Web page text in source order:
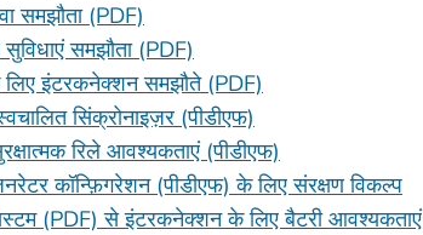
समझौता (PDF)
समझौता (PDF)
लिए इंटरकनेक्शन समझौते (PDF)
सिंक्रोनाइज़र (पीडीएफ)
रिले आवश्यकताएं (पीडीएफ)
कॉन्फ़िगरेशन (पीडीएफ) के लिए संरक्षण विकल्प
(PDF) से इंटरकनेक्शन के लिए बैटरी आवश्यकताएं